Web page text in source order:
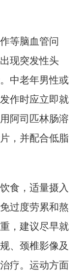
等脑血管问
现突发性头
中老年男性或
作时应立即就
阿司匹林肠溶
，并配合低脂
食，适量摄入
过度劳累和熬
，建议尽早就
、颈椎影像及
疗。运动方面